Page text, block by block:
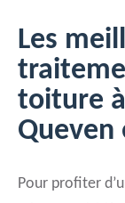
Les
toiture
Pour profiter